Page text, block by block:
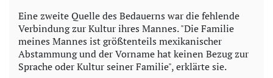
Eine zweite Quelle des Bedauerns war die fehlende
Verbindung zur Kultur ihres Mannes. "Die Familie
meines Mannes ist größtenteils mexikanischer
Abstammung und der Vorname hat keinen Bezug zur
Sprache oder Kultur seiner Familie", erklärte sie.